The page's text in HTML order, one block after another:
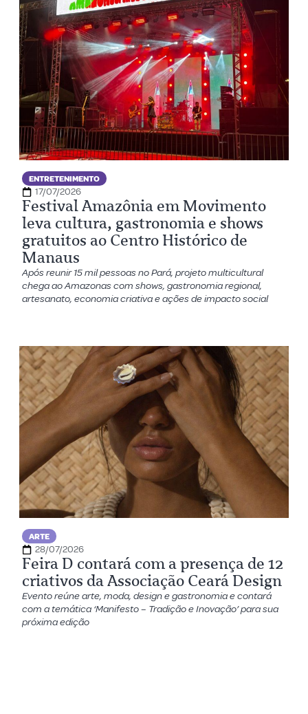
ENTRETENIMENTO
17/07/2026
Festival Amazônia em Movimento
leva cultura, gastronomia e shows
gratuitos ao Centro Histórico de
Manaus
Após reunir 15 mil pessoas no Pará, projeto multicultural
chega ao Amazonas com shows, gastronomia regional,
artesanato, economia criativa e ações de impacto social
ARTE
28/07/2026
Feira D contará com a presença de 12
criativos da Associação Ceará Design
Evento reúne arte, moda, design e gastronomia e contará
com a temática ‘Manifesto – Tradição e Inovação’ para sua
próxima edição